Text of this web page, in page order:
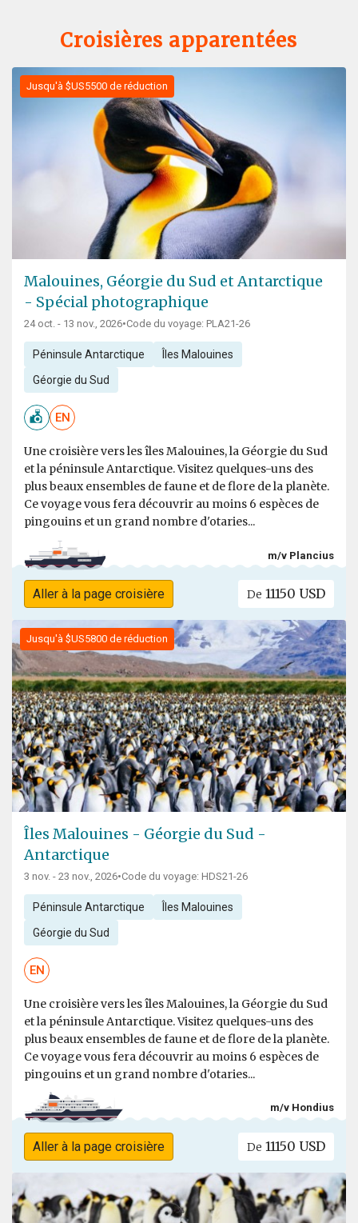
Croisières apparentées
Jusqu'à $US5500 de réduction
Malouines, Géorgie du Sud et Antarctique
- Spécial photographique
24 oct. - 13 nov., 2026•Code du voyage: PLA21-26
Péninsule Antarctique Îles Malouines
Géorgie du Sud
EN
Une croisière vers les îles Malouines, la Géorgie du Sud
et la péninsule Antarctique. Visitez quelques-uns des
plus beaux ensembles de faune et de flore de la planète.
Ce voyage vous fera découvrir au moins 6 espèces de
pingouins et un grand nombre d'otaries...
m/v Plancius
Aller à la page croisière De 11150 USD
Jusqu'à $US5800 de réduction
Îles Malouines - Géorgie du Sud -
Antarctique
3 nov. - 23 nov., 2026•Code du voyage: HDS21-26
Péninsule Antarctique Îles Malouines
Géorgie du Sud
EN
Une croisière vers les îles Malouines, la Géorgie du Sud
et la péninsule Antarctique. Visitez quelques-uns des
plus beaux ensembles de faune et de flore de la planète.
Ce voyage vous fera découvrir au moins 6 espèces de
pingouins et un grand nombre d'otaries...
m/v Hondius
Aller à la page croisière De 11150 USD